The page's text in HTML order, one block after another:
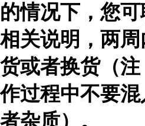
的情况下，您
相关说明，两
货或者换货（
作过程中不要
者杂质）。